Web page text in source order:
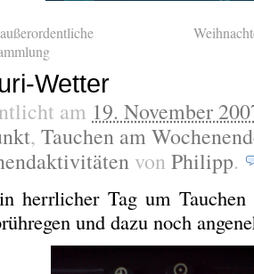
Wetter
am 19. November
, Tauchen am
von Philipp.
herrlicher Tag um
und dazu noch